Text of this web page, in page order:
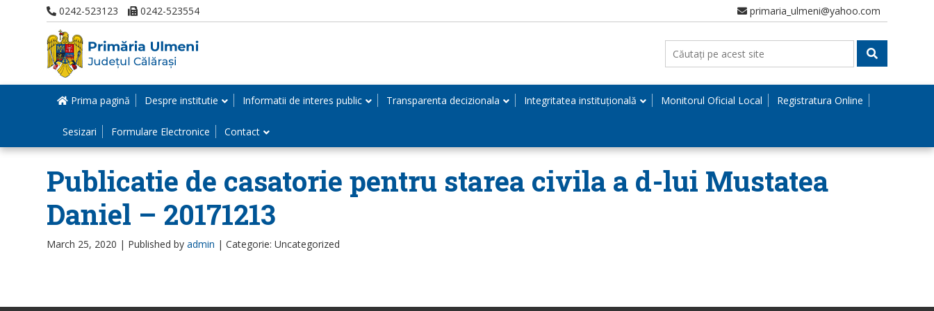
0242-523123 0242-523554 primaria_ulmeni@yahoo.com
Prima pagină Despre institutie Informatii de interes public Transparenta decizionala Integritatea instituțională Monitorul Oficial Local Registratura Online
Sesizari Formulare Electronice Contact
Publicatie de casatorie pentru starea civila a d-lui Mustatea
Daniel – 20171213
March 25, 2020 | Published by admin | Categorie: Uncategorized